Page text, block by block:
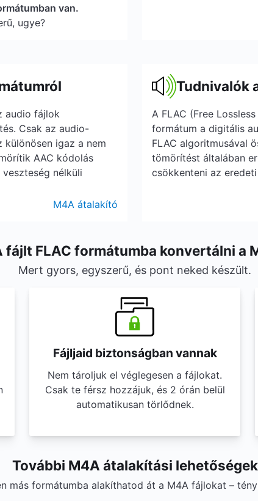
van.
ugye?
audio fájlok
Csak az audio-
igaz a nem
AAC kódolás
nélküli
M4A átalakító
Tudnivalók
A FLAC (Free
formátum a digitális
FLAC algoritmusával
tömörítést általában
csökkenteni az
fájlt FLAC formátumba konvertálni a
Mert gyors, egyszerű, és pont neked készült.
Fájljaid biztonságban vannak
Nem tároljuk el véglegesen a fájlokat.
Csak te férsz hozzájuk, és 2 órán belül
automatikusan törlődnek.
További M4A átalakítási lehetőségek
más formátumba alakíthatod át a M4A fájlokat –